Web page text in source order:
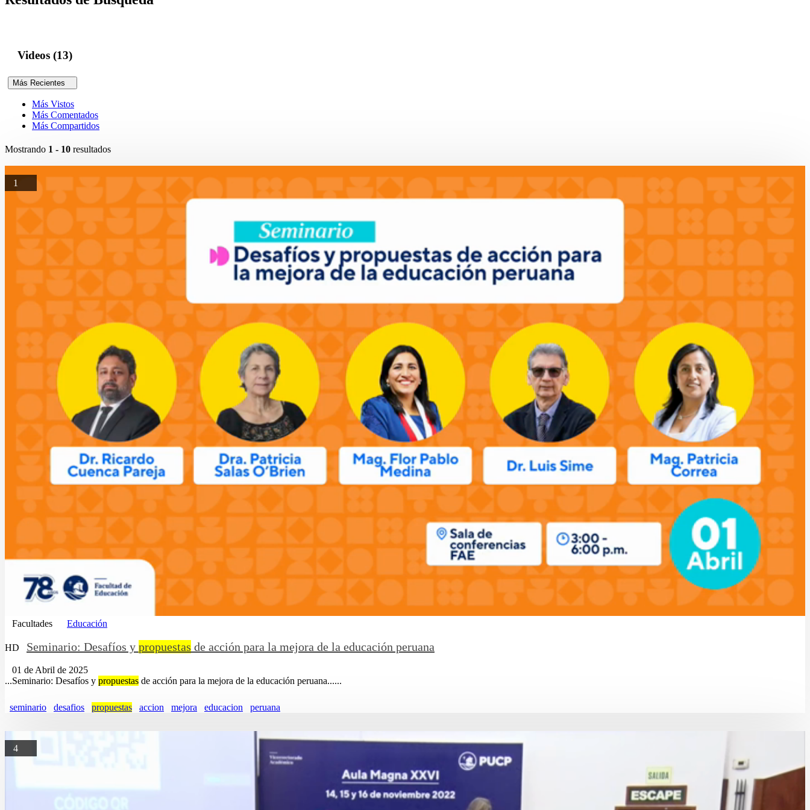
Videos (13)
Más Recientes
Más Vistos
Más Comentados
Más Compartidos
Mostrando 1 - 10 resultados
1
Facultades Educación
HD Seminario: Desafíos y propuestas de acción para la mejora de la educación peruana
01 de Abril de 2025
...Seminario: Desafíos y propuestas de acción para la mejora de la educación peruana......
seminario desafios propuestas accion mejora educacion peruana
4